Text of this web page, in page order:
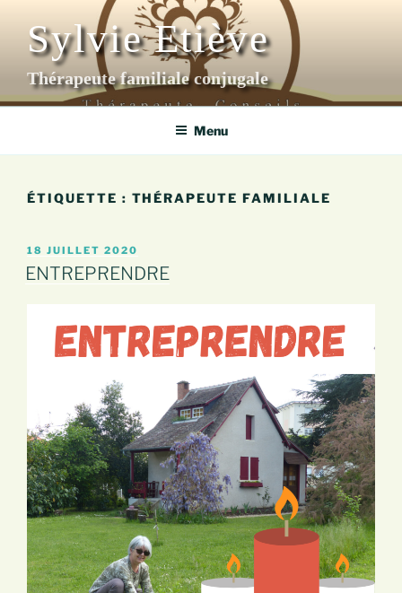
contenu
principal
Sylvie Etiève
Thérapeute familiale conjugale
Menu
ÉTIQUETTE : THÉRAPEUTE FAMILIALE
PUBLIÉ
LE
18 JUILLET 2020
ENTREPRENDRE